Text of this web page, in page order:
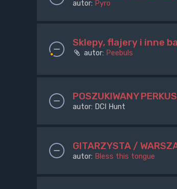
autor: Pyro
Sklepy, flajery i inne
autor: Peebuls
POSZUKIWANY
autor: DCI Hunt
GITARZYSTA /
autor: Bless this tongue